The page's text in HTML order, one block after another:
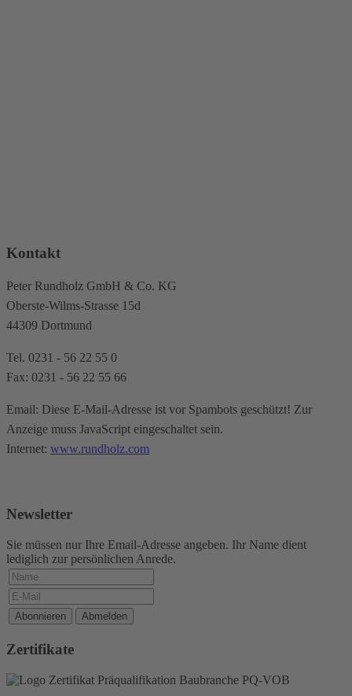
Kontakt
Peter Rundholz GmbH & Co. KG
Oberste-Wilms-Strasse 15d
44309 Dortmund
Tel. 0231 - 56 22 55 0
Fax: 0231 - 56 22 55 66
Email: Diese E-Mail-Adresse ist vor Spambots geschützt! Zur
Anzeige muss JavaScript eingeschaltet sein.
Internet: www.rundholz.com
Newsletter
Sie müssen nur Ihre Email-Adresse angeben. Ihr Name dient
lediglich zur persönlichen Anrede.
Zertifikate